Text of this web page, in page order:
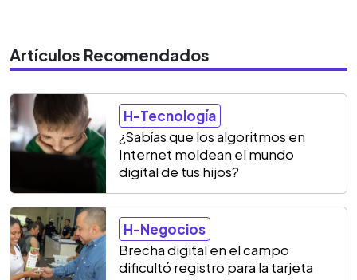
Artículos Recomendados
H-Tecnología
¿Sabías que los algoritmos en
Internet moldean el mundo
digital de tus hijos?
H-Negocios
Brecha digital en el campo
dificultó registro para la tarjeta